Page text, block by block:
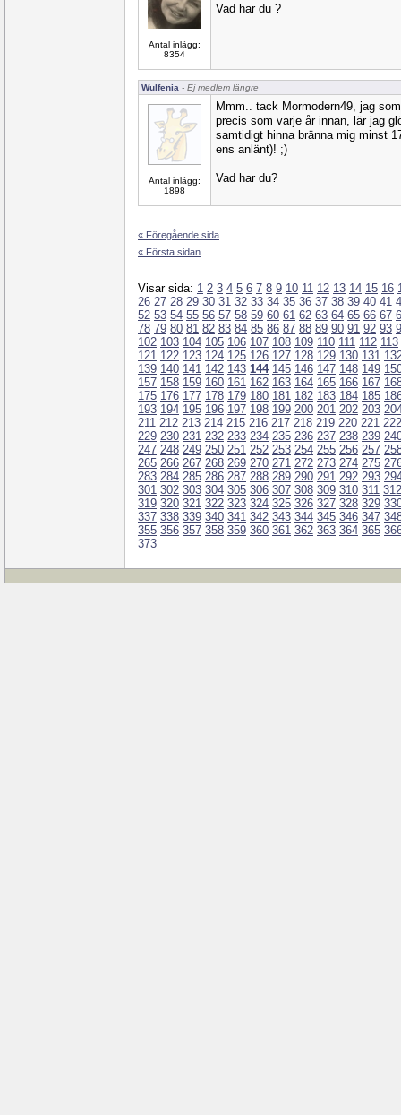
Antal inlägg:
8354
Vad har du ?
Wulfenia - Ej medlem längre
Antal inlägg:
1898
Mmm.. tack Mormodern49, jag
precis som varje år innan, lär jag
samtidigt hinna bränna mig minst
ens anlänt)! ;)
Vad har du?
« Föregående sida
« Första sidan
Visar sida: 1 2 3 4 5 6 7 8 9 10 11 12 13 14 15 16
26 27 28 29 30 31 32 33 34 35 36 37 38 39 40 41
52 53 54 55 56 57 58 59 60 61 62 63 64 65 66 67
78 79 80 81 82 83 84 85 86 87 88 89 90 91 92 93
102 103 104 105 106 107 108 109 110 111 112 113
121 122 123 124 125 126 127 128 129 130 131
139 140 141 142 143 144 145 146 147 148 149
157 158 159 160 161 162 163 164 165 166 167
175 176 177 178 179 180 181 182 183 184 185
193 194 195 196 197 198 199 200 201 202 203
211 212 213 214 215 216 217 218 219 220 221 222
229 230 231 232 233 234 235 236 237 238 239
247 248 249 250 251 252 253 254 255 256 257
265 266 267 268 269 270 271 272 273 274 275
283 284 285 286 287 288 289 290 291 292 293
301 302 303 304 305 306 307 308 309 310 311 312
319 320 321 322 323 324 325 326 327 328 329
337 338 339 340 341 342 343 344 345 346 347
355 356 357 358 359 360 361 362 363 364 365
373